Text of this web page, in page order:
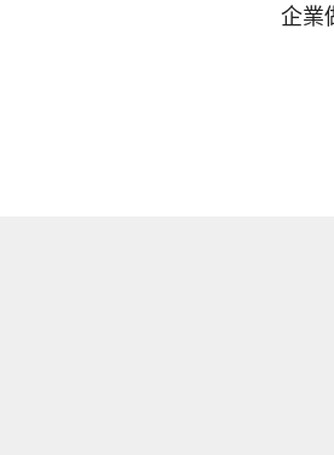
企業